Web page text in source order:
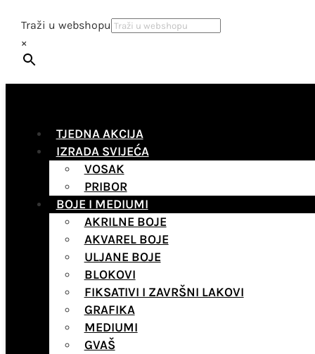
Traži u webshopu
×
TJEDNA AKCIJA
IZRADA SVIJEĆA
VOSAK
PRIBOR
BOJE I MEDIUMI
AKRILNE BOJE
AKVAREL BOJE
ULJANE BOJE
BLOKOVI
FIKSATIVI I ZAVRŠNI LAKOVI
GRAFIKA
MEDIUMI
GVAŠ